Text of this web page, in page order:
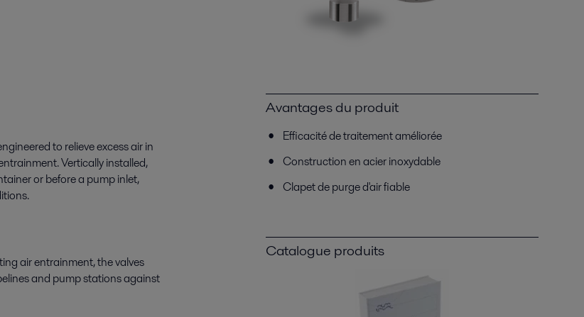
to relieve excess air in
Vertically installed,
or before a pump inlet,
air entrainment, the valves
and pump stations against
Avantages du produit
Efficacité de traitement améliorée
Construction en acier inoxydable
Clapet de purge d'air fiable
Catalogue produits